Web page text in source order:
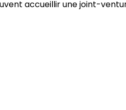
accueillir une joint-